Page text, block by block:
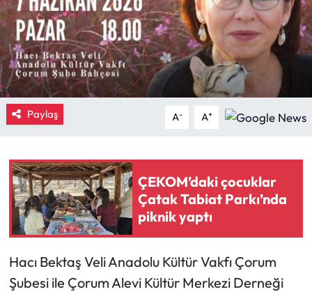
Paylaş A- A+
ÇEKOM’daki çocuklar
Çatak Tabiat Parkı’nda
piknik yaptı
Hacı Bektaş Veli Anadolu Kültür Vakfı Çorum
Şubesi ile Çorum Alevi Kültür Merkezi Derneği
Ekonomi
Güncel
İskilip Haberleri
Kimdir?
Kültür Sanat
Laçin Haberleri
Magazin